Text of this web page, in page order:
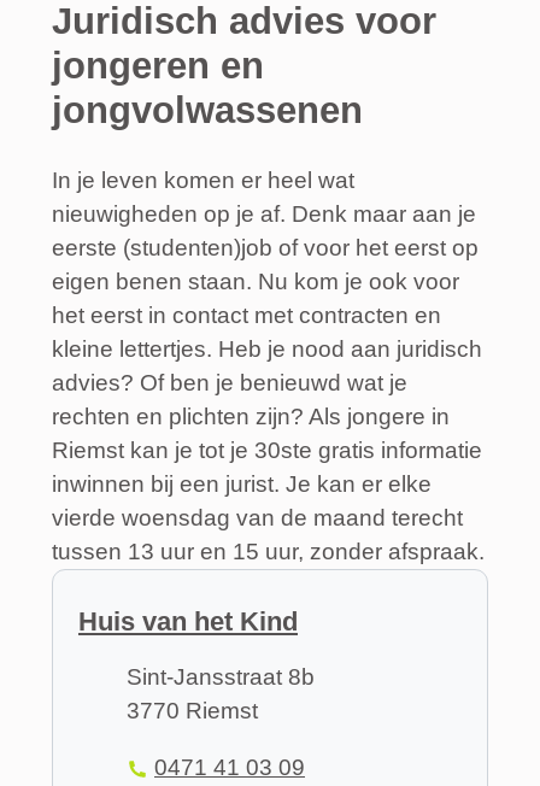
Juridisch advies voor
jongeren en
jongvolwassenen
In je leven komen er heel wat
nieuwigheden op je af. Denk maar aan je
eerste (studenten)job of voor het eerst op
eigen benen staan. Nu kom je ook voor
het eerst in contact met contracten en
kleine lettertjes. Heb je nood aan juridisch
advies? Of ben je benieuwd wat je
rechten en plichten zijn? Als jongere in
Riemst kan je tot je 30ste gratis informatie
inwinnen bij een jurist. Je kan er elke
vierde woensdag van de maand terecht
tussen 13 uur en 15 uur, zonder afspraak.
Contact
Huis van het Kind
AdresSint-Jansstraat 8b
,3770 Riemst
0471 41 03 09